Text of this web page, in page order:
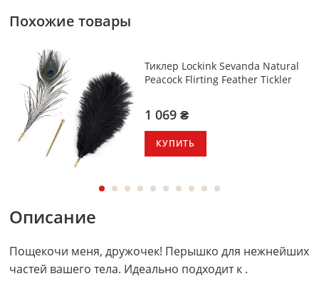
Похожие товары
Тиклер Lockink Sevanda Natural
Peacock Flirting Feather Tickler
1 069 ₴
КУПИТЬ
Описание
Пощекочи меня, дружочек! Перышко для нежнейших
частей вашего тела. Идеально подходит к .